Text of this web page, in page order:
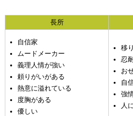
長所
自信家
ムードメーカー
義理人情が強い
頼りがいがある
熱意に溢れている
度胸がある
優しい
移
忍
お
自
強
人